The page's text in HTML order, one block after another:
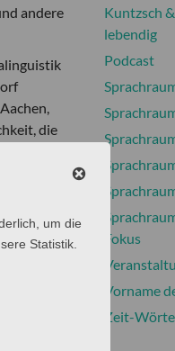
andere
die
und der
Kuntzsch
lebendig
Podcast
Fokus
Vorname
Zeit-
um die
Statistik.